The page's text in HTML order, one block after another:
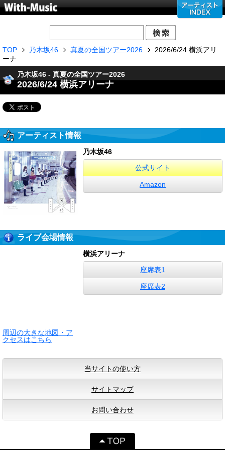
TOP 乃木坂46 真夏の全国ツアー2026
2026/6/24 横浜アリ
ーナ
乃木坂46 - 真夏の全国ツアー2026
2026/6/24 横浜アリーナ
アーティスト情報
乃木坂46
公式サイト
Amazon
ライブ会場情報
周辺の大きな地図・ア
クセスはこちら
横浜アリーナ
座席表1
座席表2
当サイトの使い方
サイトマップ
お問い合わせ